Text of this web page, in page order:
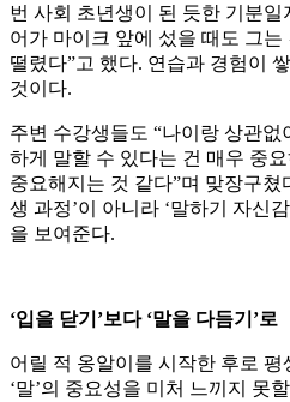
번 사회 초년생이 된 듯한 기분
어가 마이크 앞에 섰을 때도 그
떨렸다”고 했다. 연습과 경험이
것이다.
주변 수강생들도 “나이랑 상관
하게 말할 수 있다는 건 매우 중
중요해지는 것 같다”며 맞장구쳤
생 과정’이 아니라 ‘말하기 자신
을 보여준다.
‘입을 닫기’보다 ‘말을 다듬기’로
어릴 적 옹알이를 시작한 후로
‘말’의 중요성을 미처 느끼지 못